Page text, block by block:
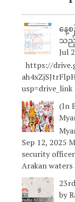
နေ့စ
သည့်
Jul
https://
usp=drive_link
(In
Sep 12, 2025
security
Arakan waters
by